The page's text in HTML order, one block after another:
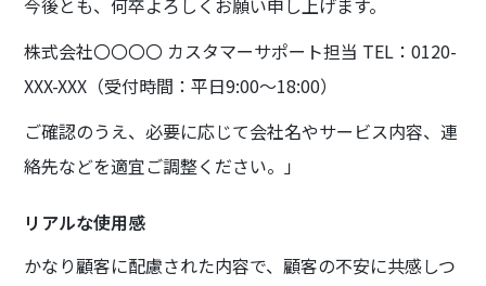
今後とも、何卒よろしくお願い申し上げます。
株式会社〇〇〇〇 カスタマーサポート担当 TEL：0120-
XXX-XXX（受付時間：平日9:00〜18:00）
ご確認のうえ、必要に応じて会社名やサービス内容、連
絡先などを適宜ご調整ください。」
リアルな使用感
かなり顧客に配慮された内容で、顧客の不安に共感しつ